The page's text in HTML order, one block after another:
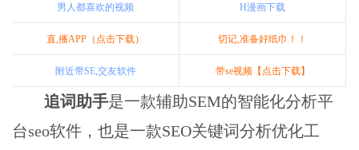
男人都喜欢的视频 H漫画下载
直,播APP（点击下载） 切记,准备好纸巾！！
附近带SE,交友软件 带se视频【点击下载】
追词助手是一款辅助SEM的智能化分析平
台seo软件，也是一款SEO关键词分析优化工